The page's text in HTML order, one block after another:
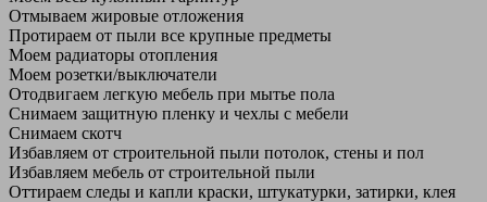
Отмываем жировые отложения
Протираем от пыли все крупные предметы
Моем радиаторы отопления
Моем розетки/выключатели
Отодвигаем легкую мебель при мытье пола
Снимаем защитную пленку и чехлы с мебели
Снимаем скотч
Избавляем от строительной пыли потолок, стены и пол
Избавляем мебель от строительной пыли
Оттираем следы и капли краски, штукатурки, затирки, клея